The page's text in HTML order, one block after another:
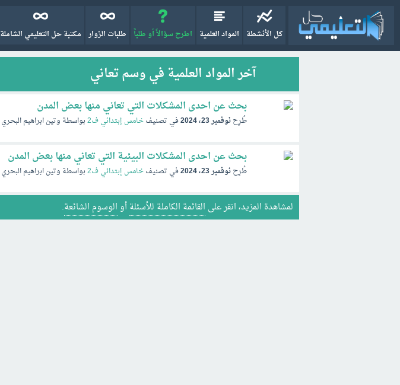
كل الأنشطة المواد العلمية اطرح سؤالاً أو طلباً طلبات الزوار مكتبة حل التعليمي الشاملة
آخر المواد العلمية في وسم تعاني
بحث عن احدى المشكلات التي تعاني منها بعض المدن
طُرِحنوفمبر 23، 2024 في تصنيفخامس إبتدائي ف2 بواسطة وتين ابراهيم البحري
بحث عن احدى المشكلات البيئية التي تعاني منها بعض المدن
طُرِحنوفمبر 23، 2024 في تصنيفخامس إبتدائي ف2 بواسطة وتين ابراهيم البحري
لمشاهدة المزيد، انقر على القائمة الكاملة للأسئلةأوالوسوم الشائعة.